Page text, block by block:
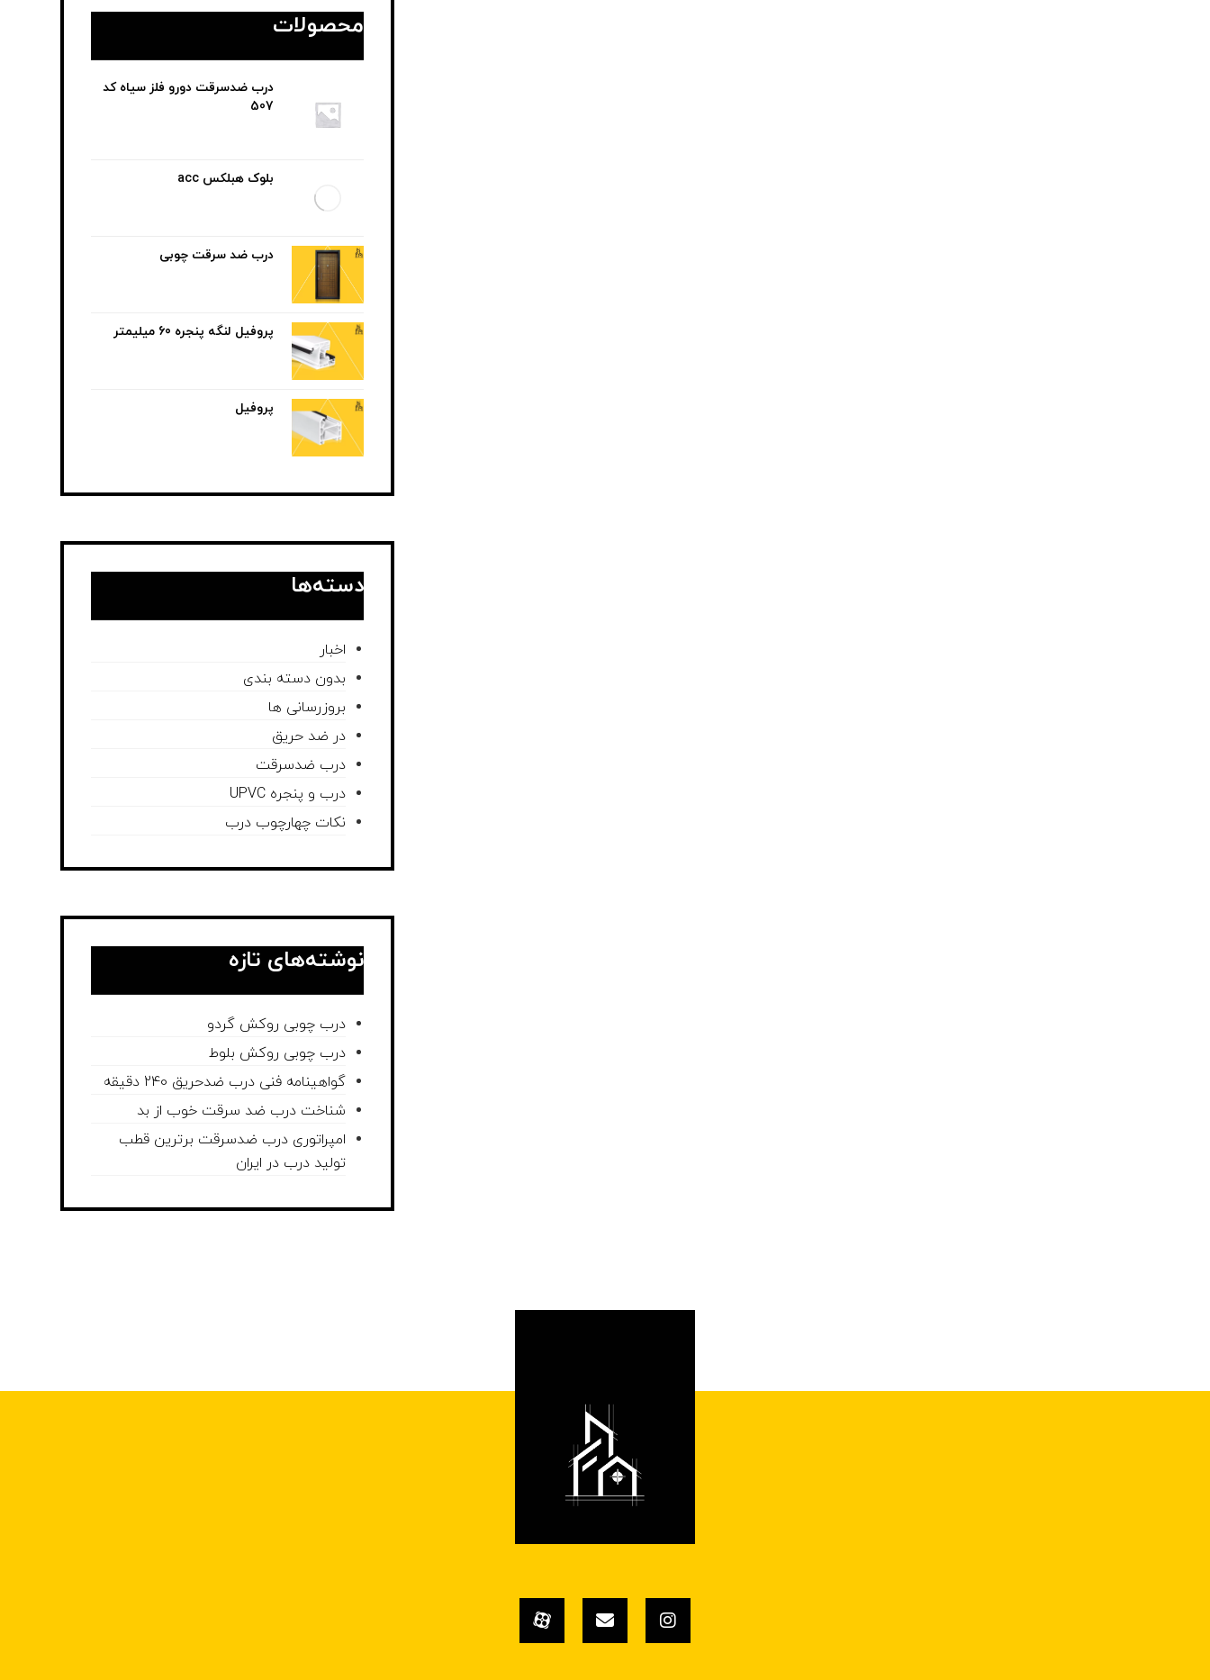
محصولات
درب ضدسرقت دورو فلز سیاه کد
507
بلوک هبلکس acc
درب ضد سرقت چوبی
پروفیل لنگه پنجره 60 میلیمتر
پروفیل
دسته‌ها
اخبار
بدون دسته بندی
بروزرسانی ها
در ضد حریق
درب ضدسرقت
درب و پنجره UPVC
نکات چهارچوب درب
نوشته‌های تازه
درب چوبی روکش گردو
درب چوبی روکش بلوط
گواهینامه فنی درب ضدحریق 240 دقیقه
شناخت درب ضد سرقت خوب از بد
امپراتوری درب ضدسرقت برترین قطب
تولید درب در ایران